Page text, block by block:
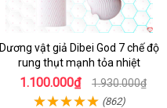
Dương vật giả Dibei God 7 chế độ
rung thụt mạnh tỏa nhiệt
1.100.000₫ 1.930.000₫
(862)